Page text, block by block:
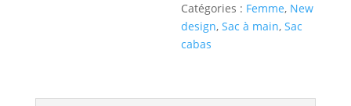
Catégories : Femme, New
design,Sac à main,Sac
cabas